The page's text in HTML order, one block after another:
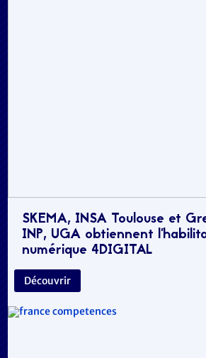
SKEMA, INSA Toulouse et
INP, UGA obtiennent
numérique 4DIGITAL
Découvrir